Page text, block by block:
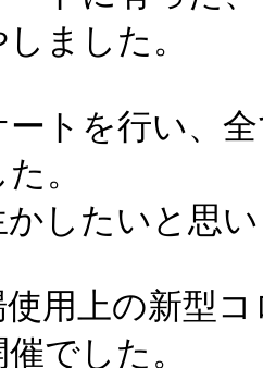
ました。
トを行い、
。
したいと思
用上の新型
でした。